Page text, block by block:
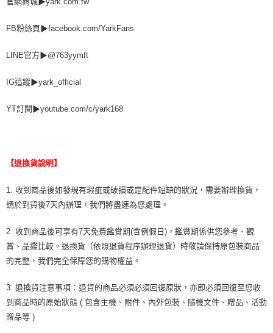
FB粉絲頁▶facebook.com/YarkFans
LINE官方▶@763yymft
IG追蹤▶yark_official
YT訂閱▶youtube.com/c/yark168
【退換貨說明】
1. 收到商品後如發現有瑕疵或破損或是配件短缺的狀況，需要辦理換貨，
請於到貨後7天內辦理，我們將盡速為您處理。
2. 收到商品後可享有7天免費鑑賞期(含例假日)，鑑賞期係供您參考、觀
賞、品鑑比較。退換貨（依照退貨程序辦理退貨）時敬請保持原包裝商品
的完整，我們完全保障您的購物權益。
3. 退換貨注意事項：退貨的商品必須必須回復原狀，亦即必須回復至您收
到商品時的原始狀態 ( 包含主機、附件、內外包裝、隨機文件、贈品、活動
贈品等 )